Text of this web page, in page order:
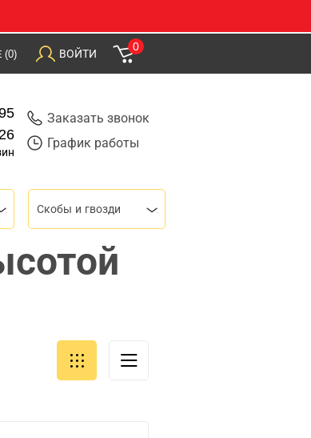
(0) ВОЙТИ
0
Заказать звонок
График работы
Скобы и гвозди